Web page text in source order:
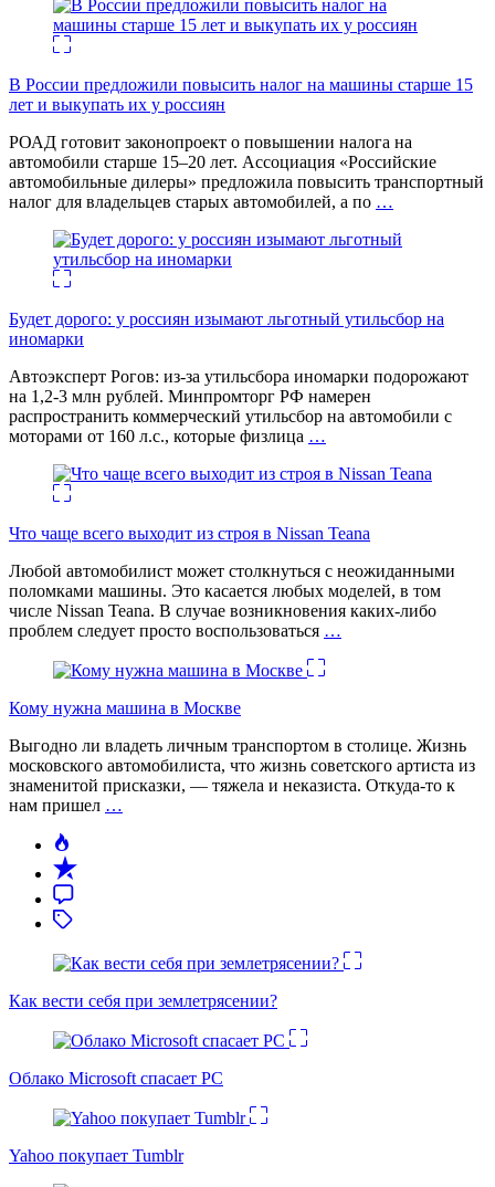
В России предложили повысить налог на машины старше 15
лет и выкупать их у россиян
РОАД готовит законопроект о повышении налога на
автомобили старше 15–20 лет. Ассоциация «Российские
автомобильные дилеры» предложила повысить транспортный
налог для владельцев старых автомобилей, а по …
Будет дорого: у россиян изымают льготный утильсбор на
иномарки
Автоэксперт Рогов: из-за утильсбора иномарки подорожают
на 1,2-3 млн рублей. Минпромторг РФ намерен
распространить коммерческий утильсбор на автомобили с
моторами от 160 л.с., которые физлица …
Что чаще всего выходит из строя в Nissan Teana
Любой автомобилист может столкнуться с неожиданными
поломками машины. Это касается любых моделей, в том
числе Nissan Teana. В случае возникновения каких-либо
проблем следует просто воспользоваться …
Кому нужна машина в Москве
Выгодно ли владеть личным транспортом в столице. Жизнь
московского автомобилиста, что жизнь советского артиста из
знаменитой присказки, — тяжела и неказиста. Откуда-то к
нам пришел …
Как вести себя при землетрясении?
Облако Microsoft спасает PC
Yahoo покупает Tumblr